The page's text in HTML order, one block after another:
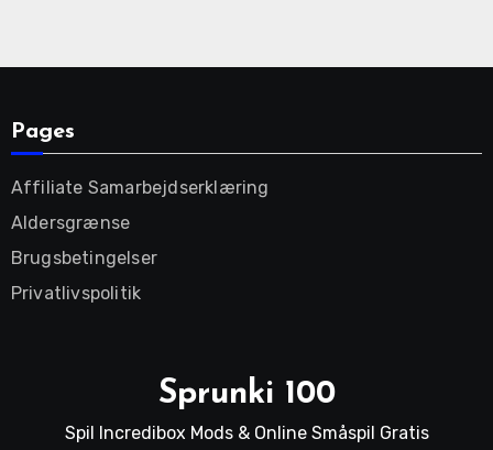
Pages
Affiliate Samarbejdserklæring
Aldersgrænse
Brugsbetingelser
Privatlivspolitik
Sprunki 100
Spil Incredibox Mods & Online Småspil Gratis